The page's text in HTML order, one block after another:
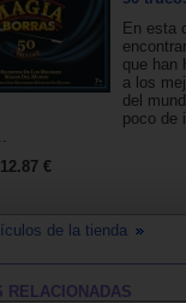
En esta
que han
a los
del
poco de
12.87 €
de la tienda
RELACIONADAS